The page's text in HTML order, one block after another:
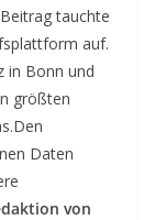
tauchte
auf.
in Bonn und
größten
Den
Daten
von